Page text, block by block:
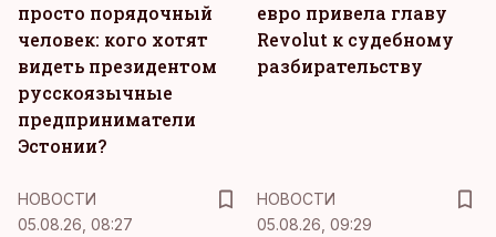
просто порядочный
человек: кого хотят
видеть президентом
русскоязычные
предприниматели
Эстонии?
евро привела главу
Revolut к судебному
разбирательству
НОВОСТИ
05.08.26, 08:27
НОВОСТИ
05.08.26, 09:29